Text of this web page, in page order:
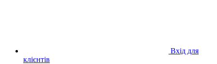
Вхід для
клієнтів